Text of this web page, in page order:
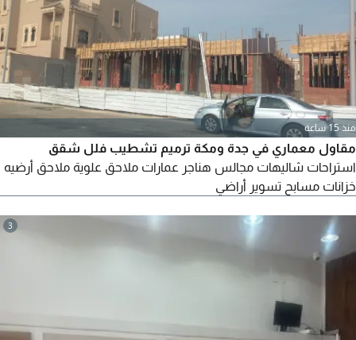
منذ 15 ساعة
مقاول معماري في جدة ومكة ترميم تشطيب فلل شقق
استراحات شاليهات مجالس هناجر عمارات ملاحق علوية ملاحق أرضيه
خزانات مسابح تسوير أراضي
3